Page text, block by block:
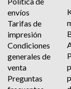
envíos
Tarifas de
impresión
Condiciones
generales de
venta
Preguntas